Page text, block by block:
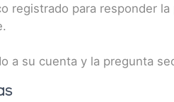
registrado para responder
a su cuenta y la pregunta